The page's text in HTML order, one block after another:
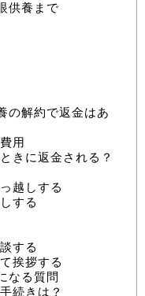
供養まで
の解約で返金はあ
用
きに返金される？
越しする
する
する
挨拶する
なる質問
続きは？